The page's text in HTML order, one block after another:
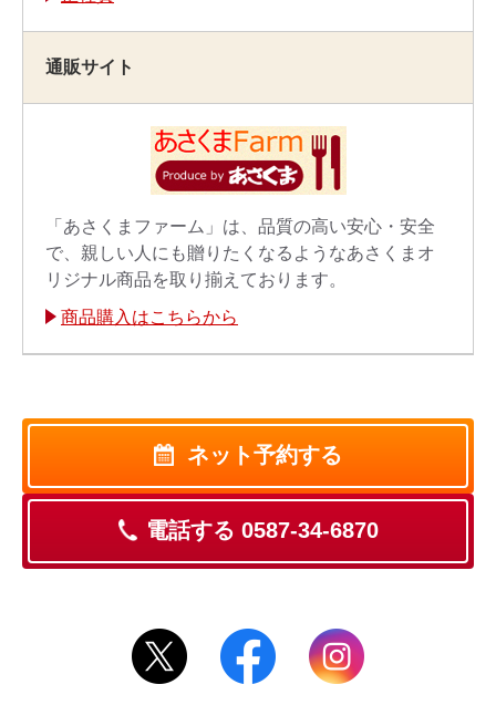
通販サイト
「あさくまファーム」は、品質の高い安心・安全
で、親しい人にも贈りたくなるようなあさくまオ
リジナル商品を取り揃えております。
商品購入はこちらから
ネット予約する
電話する 0587-34-6870